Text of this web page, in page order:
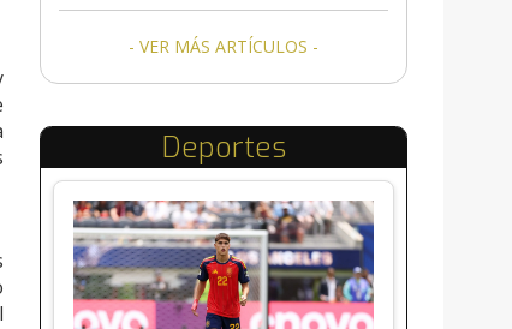
- VER MÁS ARTÍCULOS -
Deportes